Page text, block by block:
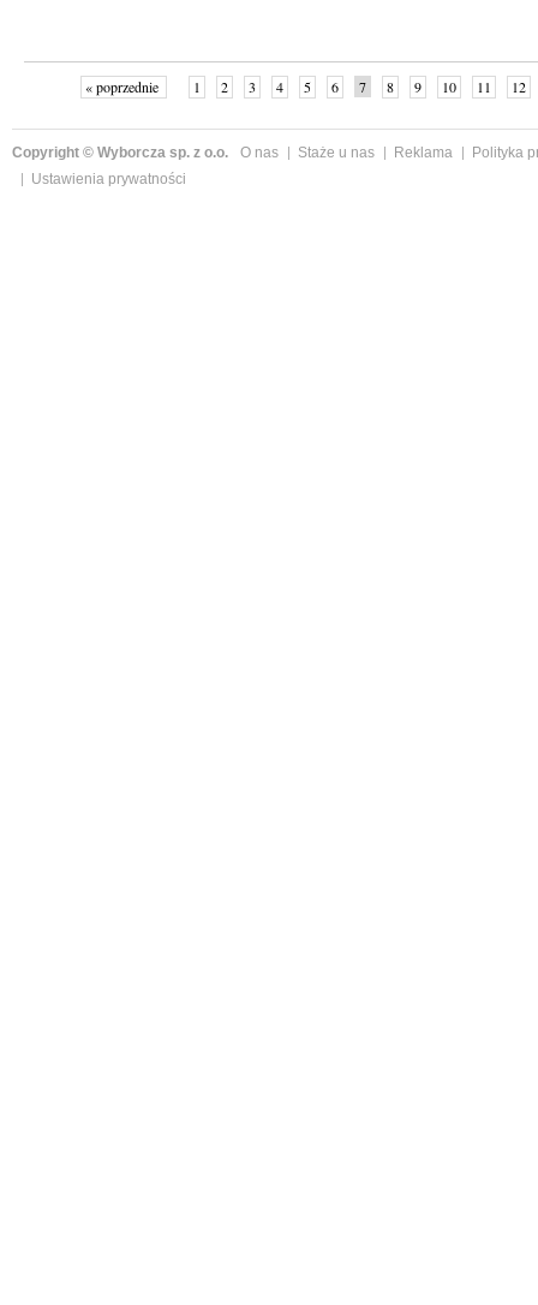
« poprzednie 1 2 3 4 5 6 7 8 9 10 11 12
Copyright © Wyborcza sp. z o.o. O nas Staże u nas Reklama
Polityka
Ustawienia prywatności